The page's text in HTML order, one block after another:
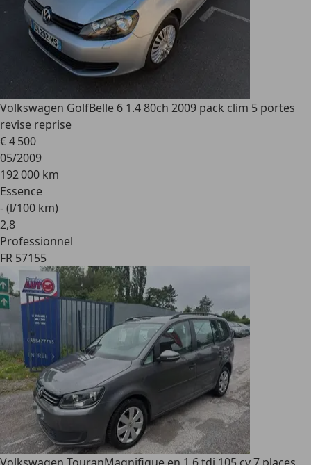
Volkswagen GolfBelle 6 1.4 80ch 2009 pack clim 5 portes
revise reprise
€ 4 500
05/2009
192 000 km
Essence
- (l/100 km)
2,8
Professionnel
FR 57155